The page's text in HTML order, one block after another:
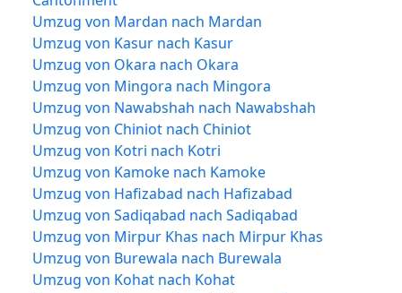
Umzug von Mardan nach Mardan
Umzug von Kasur nach Kasur
Umzug von Okara nach Okara
Umzug von Mingora nach Mingora
Umzug von Nawabshah nach Nawabshah
Umzug von Chiniot nach Chiniot
Umzug von Kotri nach Kotri
Umzug von Kamoke nach Kamoke
Umzug von Hafizabad nach Hafizabad
Umzug von Sadiqabad nach Sadiqabad
Umzug von Mirpur Khas nach Mirpur Khas
Umzug von Burewala nach Burewala
Umzug von Kohat nach Kohat